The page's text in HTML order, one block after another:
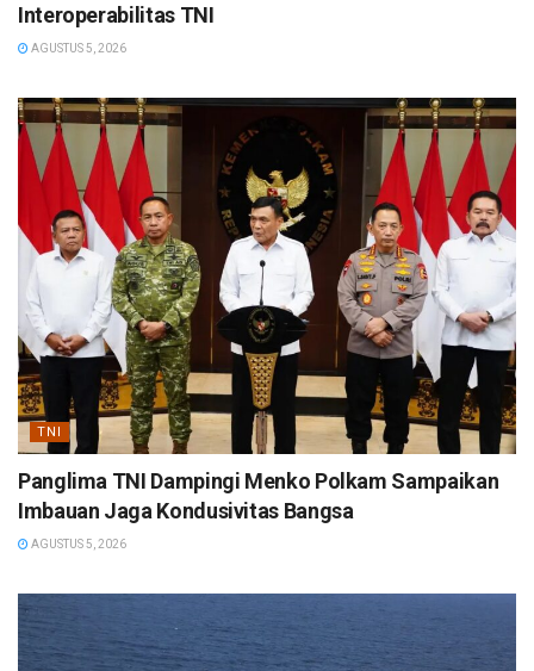
Interoperabilitas TNI
AGUSTUS 5, 2026
TNI
Panglima TNI Dampingi Menko Polkam Sampaikan
Imbauan Jaga Kondusivitas Bangsa
AGUSTUS 5, 2026